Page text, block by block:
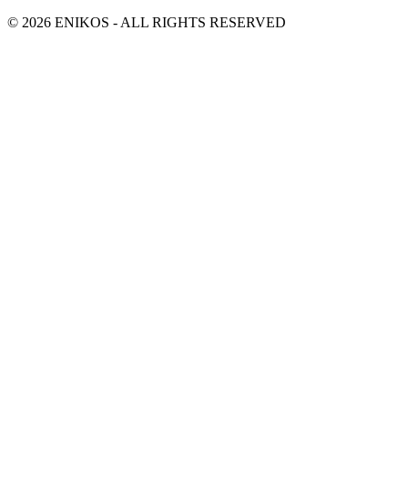
© 2026 ENIKOS - ALL RIGHTS RESERVED